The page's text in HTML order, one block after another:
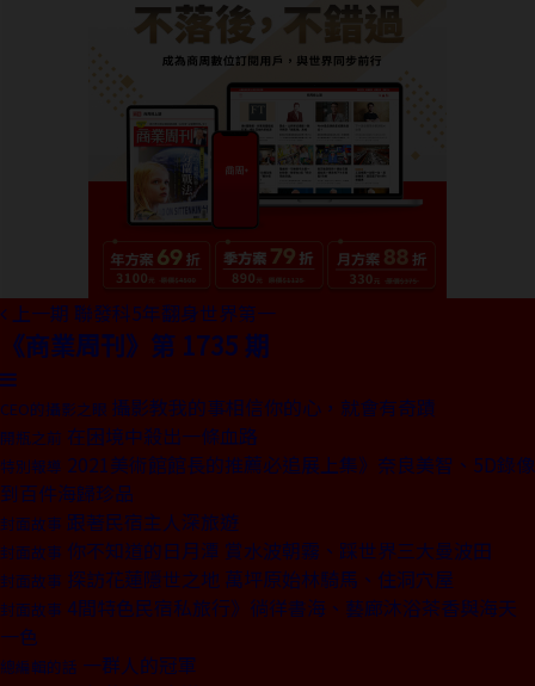
上一期 聯發科5年翻身世界第一
《商業周刊》第 1735 期
CEO的攝影之眼 攝影教我的事相信你的心，就會有奇蹟
開瓶之前 在困境中殺出一條血路
特別報導 2021美術館館長的推薦必追展上集》奈良美智、5D錄像
到百件海歸珍品
封面故事 跟著民宿主人深旅遊
封面故事 你不知道的日月潭 賞水波朝霧、踩世界三大曼波田
封面故事 探訪花蓮隱世之地 萬坪原始林騎馬、住洞穴屋
封面故事 4間特色民宿私旅行》徜徉書海、藝廊沐浴茶香與海天
一色
總編輯的話 一群人的冠軍